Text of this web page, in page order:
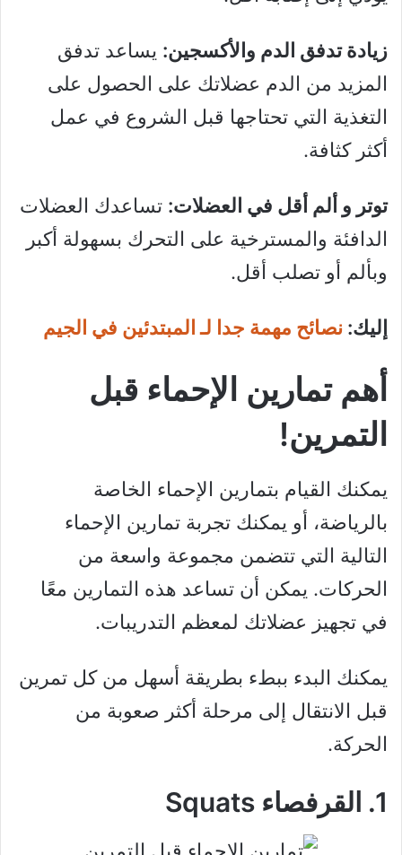
زيادة تدفق الدم والأكسجين: يساعد تدفق
المزيد من الدم عضلاتك على الحصول على
التغذية التي تحتاجها قبل الشروع في عمل
أكثر كثافة.
توتر و ألم أقل في العضلات: تساعدك العضلات
الدافئة والمسترخية على التحرك بسهولة أكبر
وبألم أو تصلب أقل.
إليك: نصائح مهمة جدا لـ المبتدئين في الجيم
أهم تمارين الإحماء قبل
التمرين!
يمكنك القيام بتمارين الإحماء الخاصة
بالرياضة، أو يمكنك تجربة تمارين الإحماء
التالية التي تتضمن مجموعة واسعة من
الحركات. يمكن أن تساعد هذه التمارين معًا
في تجهيز عضلاتك لمعظم التدريبات.
يمكنك البدء ببطء بطريقة أسهل من كل تمرين
قبل الانتقال إلى مرحلة أكثر صعوبة من
الحركة.
1. القرفصاء Squats